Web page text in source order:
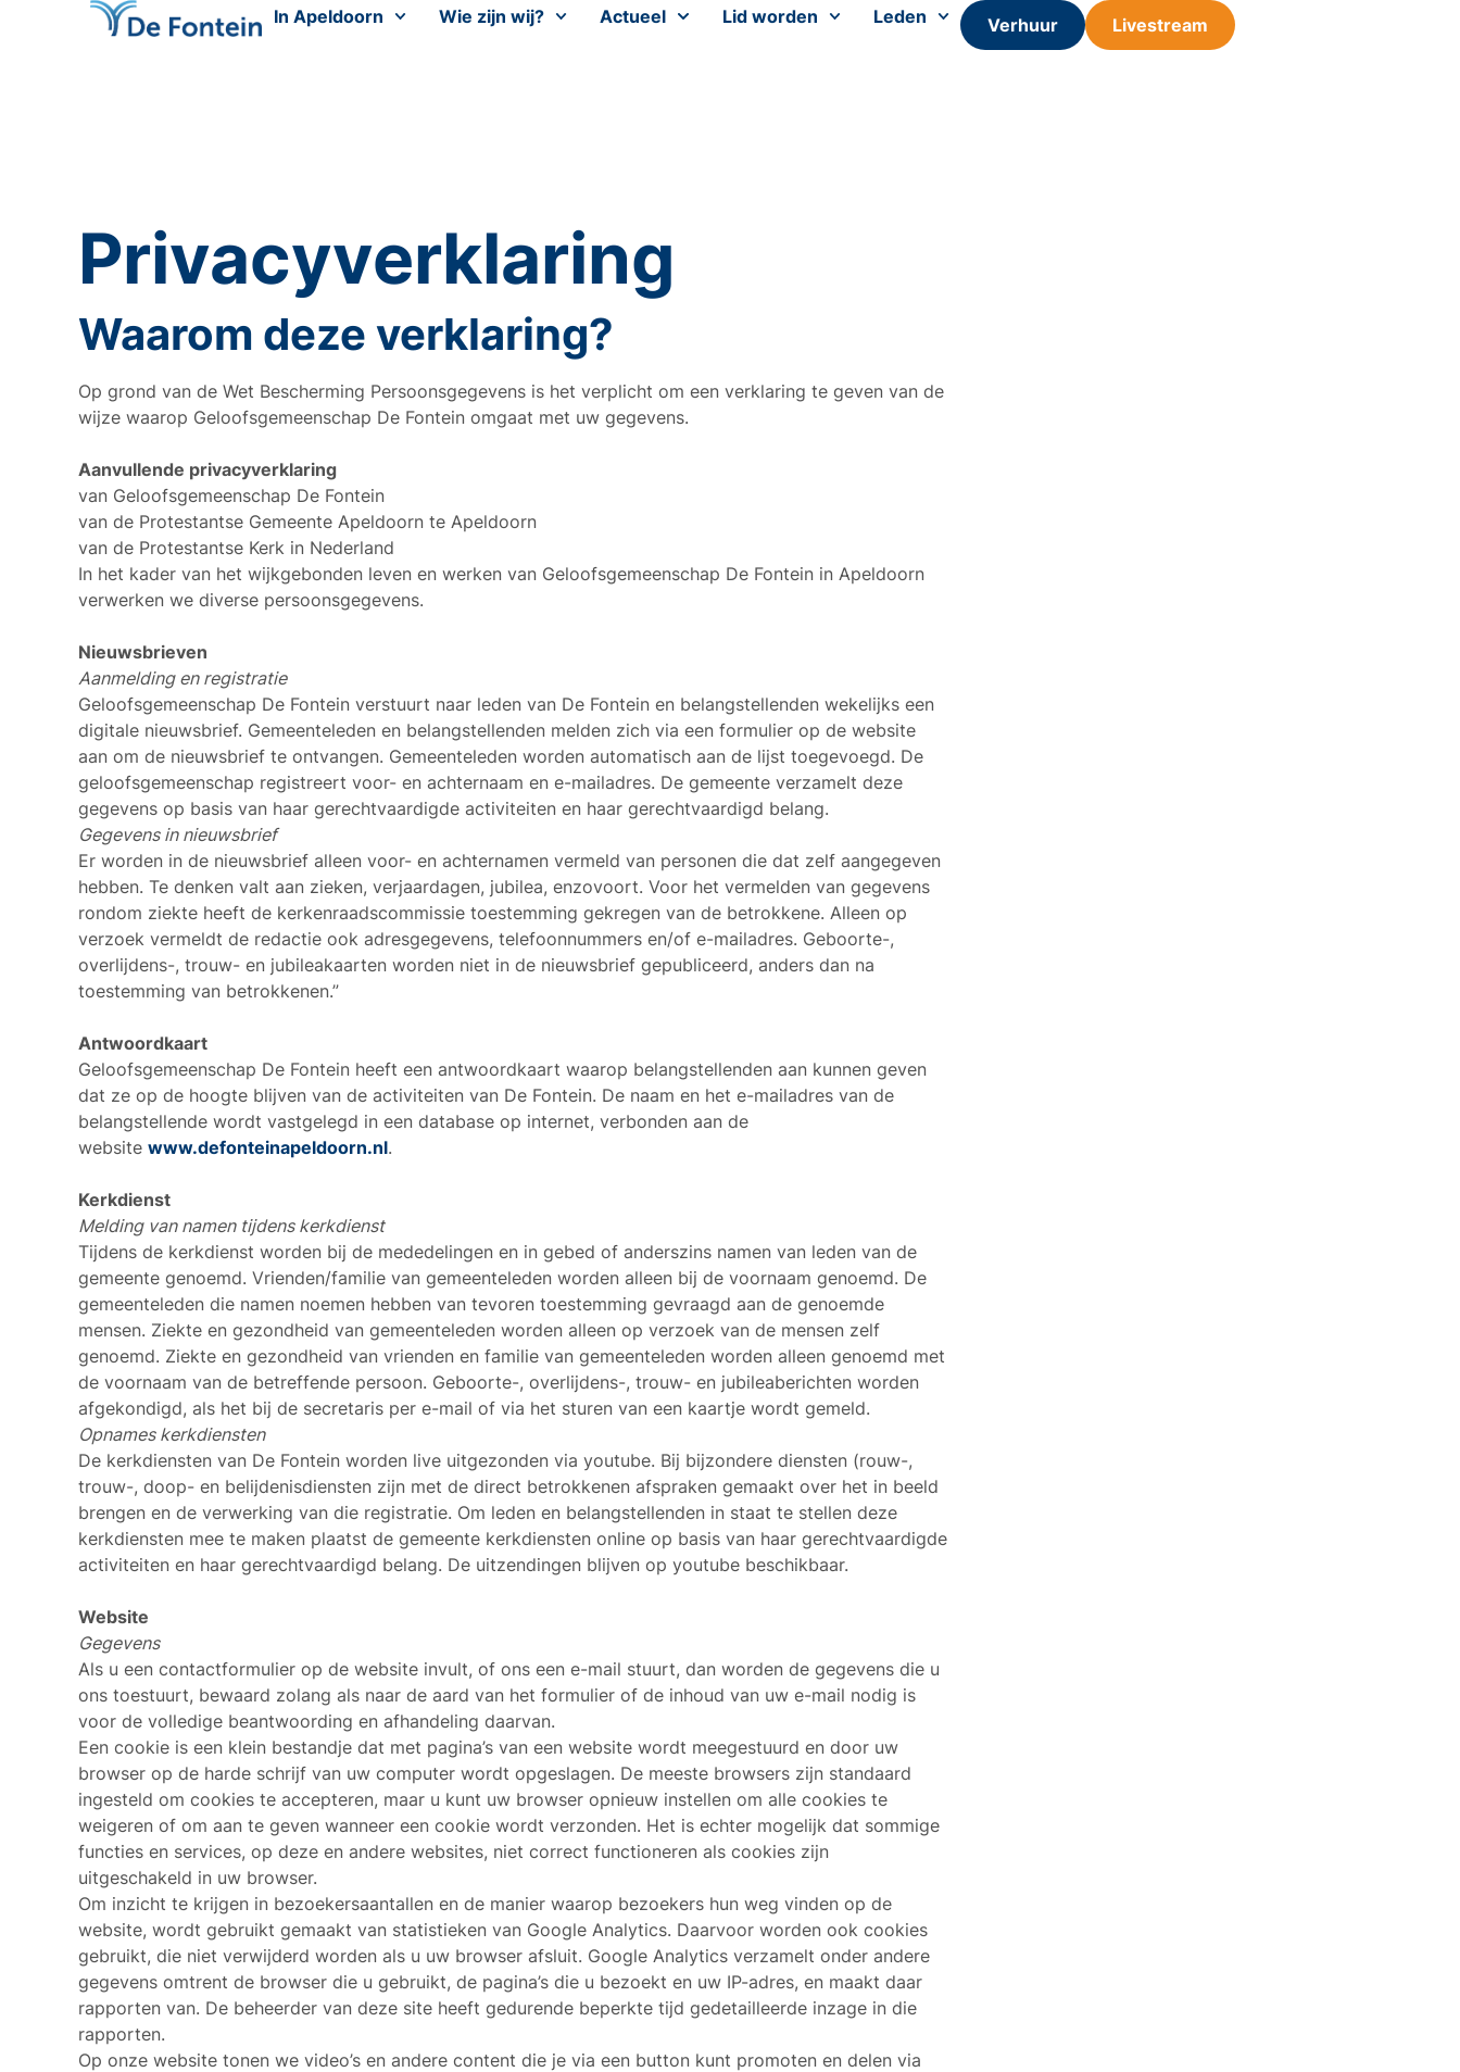
In Apeldoorn Wie zijn wij? Actueel Lid worden Leden Verhuur Livestream
Privacyverklaring
Waarom deze verklaring?
Op grond van de Wet Bescherming Persoonsgegevens is het verplicht om een verklaring te geven van de
wijze waarop Geloofsgemeenschap De Fontein omgaat met uw gegevens.
Aanvullende privacyverklaring
van Geloofsgemeenschap De Fontein
van de Protestantse Gemeente Apeldoorn te Apeldoorn
van de Protestantse Kerk in Nederland
In het kader van het wijkgebonden leven en werken van Geloofsgemeenschap De Fontein in Apeldoorn
verwerken we diverse persoonsgegevens.
Nieuwsbrieven
Aanmelding en registratie
Geloofsgemeenschap De Fontein verstuurt naar leden van De Fontein en belangstellenden wekelijks een
digitale nieuwsbrief. Gemeenteleden en belangstellenden melden zich via een formulier op de website
aan om de nieuwsbrief te ontvangen. Gemeenteleden worden automatisch aan de lijst toegevoegd. De
geloofsgemeenschap registreert voor- en achternaam en e-mailadres. De gemeente verzamelt deze
gegevens op basis van haar gerechtvaardigde activiteiten en haar gerechtvaardigd belang.
Gegevens in nieuwsbrief
Er worden in de nieuwsbrief alleen voor- en achternamen vermeld van personen die dat zelf aangegeven
hebben. Te denken valt aan zieken, verjaardagen, jubilea, enzovoort. Voor het vermelden van gegevens
rondom ziekte heeft de kerkenraadscommissie toestemming gekregen van de betrokkene. Alleen op
verzoek vermeldt de redactie ook adresgegevens, telefoonnummers en/of e-mailadres. Geboorte-,
overlijdens-, trouw- en jubileakaarten worden niet in de nieuwsbrief gepubliceerd, anders dan na
toestemming van betrokkenen.”
Antwoordkaart
Geloofsgemeenschap De Fontein heeft een antwoordkaart waarop belangstellenden aan kunnen geven
dat ze op de hoogte blijven van de activiteiten van De Fontein. De naam en het e-mailadres van de
belangstellende wordt vastgelegd in een database op internet, verbonden aan de
website www.defonteinapeldoorn.nl.
Kerkdienst
Melding van namen tijdens kerkdienst
Tijdens de kerkdienst worden bij de mededelingen en in gebed of anderszins namen van leden van de
gemeente genoemd. Vrienden/familie van gemeenteleden worden alleen bij de voornaam genoemd. De
gemeenteleden die namen noemen hebben van tevoren toestemming gevraagd aan de genoemde
mensen. Ziekte en gezondheid van gemeenteleden worden alleen op verzoek van de mensen zelf
genoemd. Ziekte en gezondheid van vrienden en familie van gemeenteleden worden alleen genoemd met
de voornaam van de betreffende persoon. Geboorte-, overlijdens-, trouw- en jubileaberichten worden
afgekondigd, als het bij de secretaris per e-mail of via het sturen van een kaartje wordt gemeld.
Opnames kerkdiensten
De kerkdiensten van De Fontein worden live uitgezonden via youtube. Bij bijzondere diensten (rouw-,
trouw-, doop- en belijdenisdiensten zijn met de direct betrokkenen afspraken gemaakt over het in beeld
brengen en de verwerking van die registratie. Om leden en belangstellenden in staat te stellen deze
kerkdiensten mee te maken plaatst de gemeente kerkdiensten online op basis van haar gerechtvaardigde
activiteiten en haar gerechtvaardigd belang. De uitzendingen blijven op youtube beschikbaar.
Website
Gegevens
Als u een contactformulier op de website invult, of ons een e-mail stuurt, dan worden de gegevens die u
ons toestuurt, bewaard zolang als naar de aard van het formulier of de inhoud van uw e-mail nodig is
voor de volledige beantwoording en afhandeling daarvan.
Een cookie is een klein bestandje dat met pagina’s van een website wordt meegestuurd en door uw
browser op de harde schrijf van uw computer wordt opgeslagen. De meeste browsers zijn standaard
ingesteld om cookies te accepteren, maar u kunt uw browser opnieuw instellen om alle cookies te
weigeren of om aan te geven wanneer een cookie wordt verzonden. Het is echter mogelijk dat sommige
functies en services, op deze en andere websites, niet correct functioneren als cookies zijn
uitgeschakeld in uw browser.
Om inzicht te krijgen in bezoekersaantallen en de manier waarop bezoekers hun weg vinden op de
website, wordt gebruikt gemaakt van statistieken van Google Analytics. Daarvoor worden ook cookies
gebruikt, die niet verwijderd worden als u uw browser afsluit. Google Analytics verzamelt onder andere
gegevens omtrent de browser die u gebruikt, de pagina’s die u bezoekt en uw IP-adres, en maakt daar
rapporten van. De beheerder van deze site heeft gedurende beperkte tijd gedetailleerde inzage in die
rapporten.
Op onze website tonen we video’s en andere content die je via een button kunt promoten en delen via